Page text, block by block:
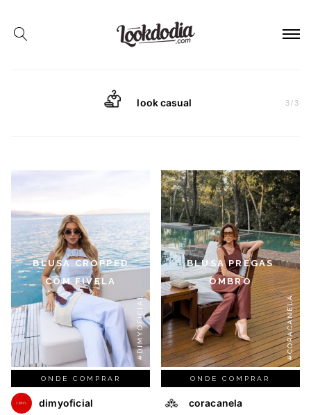
look casual 3/3
BLUSA CROPPED
COM FIVELA
#DIMYOFICIAL
ONDE COMPRAR
dimyoficial
BLUSA PREGAS
OMBRO
#CORACANELA
ONDE COMPRAR
coracanela